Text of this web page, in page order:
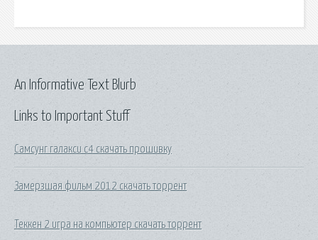
Links to Important Stuff
Самсунг галакси с4 скачать прошивку
Замерзшая фильм 2012 скачать торрент
Теккен 2 игра на компьютер скачать торрент
An Informative Text Blurb